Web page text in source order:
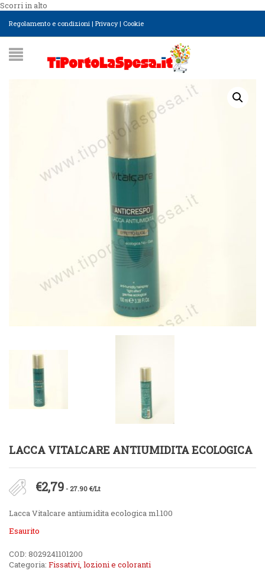
Scorri in alto
Regolamento e condizioni | Privacy| Cookie
LACCA VITALCARE ANTIUMIDITA ECOLOGICA
€2,79 - 27.90 €/Lt
Lacca Vitalcare antiumidita ecologica ml.100
Esaurito
COD: 8029241101200
Categoria: Fissativi, lozioni e coloranti